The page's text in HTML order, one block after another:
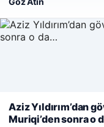
© 2026 Uzak Evren –
Web sitemizi nasıl
kullanıyoruz.
Çerez
Reddet
Aziz Yıldırım’dan
Muriqi’den sonra o